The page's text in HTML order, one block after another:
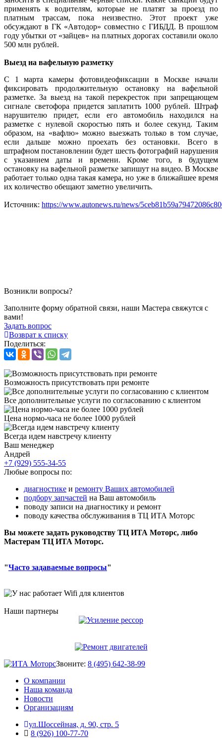
применять к водителям, которые не платят за проезд по
платным трассам, пока неизвестно. Этот проект уже
обсуждают в ГК «Автодор» совместно с ГИБДД. В прошлом
году убытки от «зайцев» на платных дорогах составили около
500 млн рублей.
Выезд на вафельную разметку
С 1 марта камеры фотовидеофиксации в Москве начали
фиксировать продолжительную остановку на вафельной
разметке. За выезд на такой перекресток при запрещающем
сигнале светофора придется заплатить 1000 рублей. Штраф
нарушителю придет, если его автомобиль находился на
разметке с нулевой скоростью пять и более секунд. Таким
образом, на «вафлю» можно выезжать только в том случае,
если дальше можно проехать без остановки. Всего в
штрафном постановлении будет шесть фотографий нарушения
с указанием даты и времени. Кроме того, в будущем
остановку на вафельной разметке запишут на видео. В Москве
работает только одна такая камера, но уже в ближайшее время
их количество обещают заметно увеличить.
Источник: https://www.autonews.ru/news/
Возникли вопросы?
Заполните форму обратной связи, наши Мастера свяжутся с
вами!
Задать вопрос
Возврат к списку
Поделиться:
Возможность присутствовать при ремонте
Все дополнительные услуги по согласованию с клиентом
Цена нормо-часа не более 1000 рублей
Всегда идем навстречу клиенту
Ваш менеджер
Андрей
+7 (929) 555-34-55
Любые вопросы по:
диагностике и ремонту Ваших автомобилей
подбору запчастей на Ваш автомобиль
поводу записи на диагностику и ремонт
поводу качества обслуживания в ТЦ ИТА Моторс
Вы можете задать руководству ТЦ ИТА Моторс, либо
Мастерам ТЦ ИТА Моторс.
"Часто задаваемые вопросы"
Наши партнеры
Звоните: 8 (495) 642-38-99
О компании
Наша команда
Новости
Организациям
ул.Шоссейная, д. 90, стр. 5
8 (926) 100-77-70